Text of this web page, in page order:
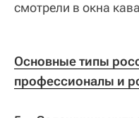
смотрели в окна
Основные типы
профессионалы и